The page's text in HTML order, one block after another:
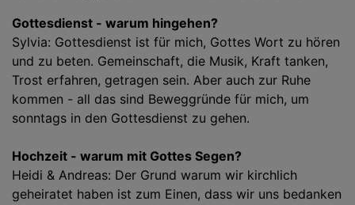
Gottesdienst - warum hingehen?
Sylvia: Gottesdienst ist für mich, Gottes Wort zu hören
und zu beten. Gemeinschaft, die Musik, Kraft tanken,
Trost erfahren, getragen sein. Aber auch zur Ruhe
kommen - all das sind Beweggründe für mich, um
sonntags in den Gottesdienst zu gehen.
Hochzeit - warum mit Gottes Segen?
Heidi & Andreas: Der Grund warum wir kirchlich
geheiratet haben ist zum Einen, dass wir uns bedanken